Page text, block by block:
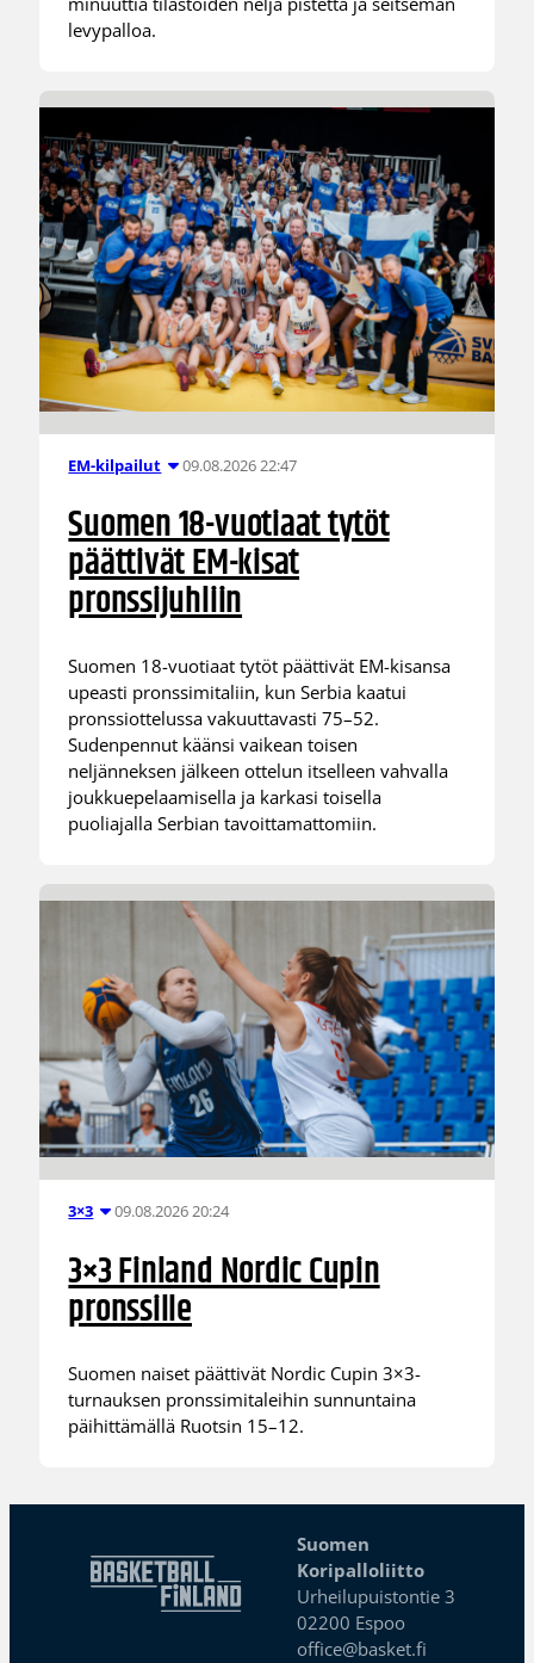
levypalloa.
EM-kilpailut 09.08.2026 22:47
Suomen 18-vuotiaat tytöt
päättivät EM-kisat
pronssijuhliin
Suomen 18-vuotiaat tytöt päättivät EM-kisansa
upeasti pronssimitaliin, kun Serbia kaatui
pronssiottelussa vakuuttavasti 75–52.
Sudenpennut käänsi vaikean toisen
neljänneksen jälkeen ottelun itselleen vahvalla
joukkuepelaamisella ja karkasi toisella
puoliajalla Serbian tavoittamattomiin.
3×3 09.08.2026 20:24
3×3 Finland Nordic Cupin
pronssille
Suomen naiset päättivät Nordic Cupin 3×3-
turnauksen pronssimitaleihin sunnuntaina
päihittämällä Ruotsin 15–12.
Suomen
Koripalloliitto
Urheilupuistontie 3
02200 Espoo
office@basket.fi